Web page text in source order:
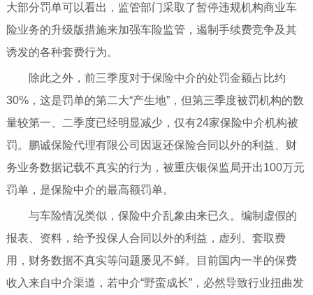
大部分罚单可以看出，监管部门采取了暂停违规机构商业车
险业务的升级版措施来加强车险监管，遏制手续费竞争及其
诱发的各种套费行为。
除此之外，前三季度对于保险中介的处罚金额占比约
30%，这是罚单的第二大“产生地”，但第三季度被罚机构的数
量较第一、二季度已经明显减少，仅有24家保险中介机构被
罚。鹏诚保险代理有限公司因返还保险合同以外的利益、财
务业务数据记载不真实的行为，被重庆银保监局开出100万元
罚单，是保险中介的最高额罚单。
与车险情况类似，保险中介乱象由来已久。编制虚假的
报表、资料，给予投保人合同以外的利益，虚列、套取费
用，财务数据不真实等问题屡见不鲜。目前国内一半的保费
收入来自中介渠道，若中介“野蛮成长”，必然导致行业扭曲发